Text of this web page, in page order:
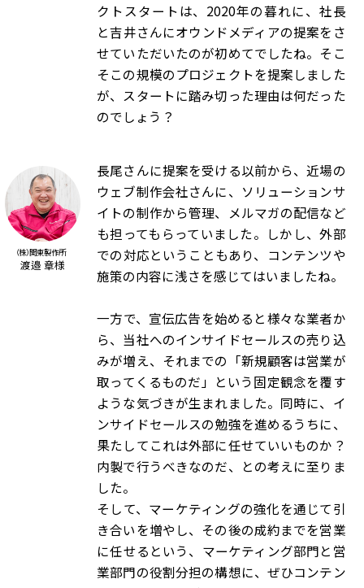
クトスタートは、2020年の暮れに、社長
と吉井さんにオウンドメディアの提案をさ
せていただいたのが初めてでしたね。そこ
そこの規模のプロジェクトを提案しました
が、スタートに踏み切った理由は何だった
のでしょう？
（株）関東製作所
渡邉 章様
長尾さんに提案を受ける以前から、近場の
ウェブ制作会社さんに、ソリューションサ
イトの制作から管理、メルマガの配信など
も担ってもらっていました。しかし、外部
での対応ということもあり、コンテンツや
施策の内容に浅さを感じてはいましたね。
一方で、宣伝広告を始めると様々な業者か
ら、当社へのインサイドセールスの売り込
みが増え、それまでの「新規顧客は営業が
取ってくるものだ」という固定観念を覆す
ような気づきが生まれました。同時に、イ
ンサイドセールスの勉強を進めるうちに、
果たしてこれは外部に任せていいものか？
内製で行うべきなのだ、との考えに至りま
した。
そして、マーケティングの強化を通じて引
き合いを増やし、その後の成約までを営業
に任せるという、マーケティング部門と営
業部門の役割分担の構想に、ぜひコンテン